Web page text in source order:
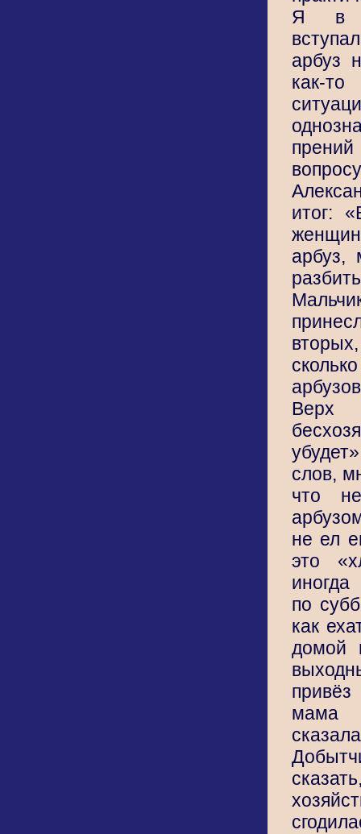
Я в
арбуз
как-
итог:
арбуз,
Верх
слов,
что
не ел
это
по
как
домой